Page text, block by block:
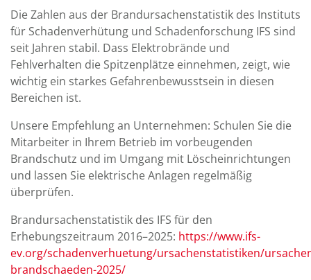
Die Zahlen aus der Brandursachenstatistik des Instituts
für Schadenverhütung und Schadenforschung IFS sind
seit Jahren stabil. Dass Elektrobrände und
Fehlverhalten die Spitzenplätze einnehmen, zeigt, wie
wichtig ein starkes Gefahrenbewusstsein in diesen
Bereichen ist.
Unsere Empfehlung an Unternehmen: Schulen Sie die
Mitarbeiter in Ihrem Betrieb im vorbeugenden
Brandschutz und im Umgang mit Löscheinrichtungen
und lassen Sie elektrische Anlagen regelmäßig
überprüfen.
Brandursachenstatistik des IFS für den
Erhebungszeitraum 2016–2025: https://www.ifs-
ev.org/schadenverhuetung/ursachenstatistiken/
brandschaeden-2025/